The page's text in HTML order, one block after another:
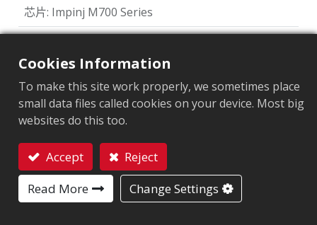
市场细分
服饰 零售
芯片: Impinj M700 Series
EPC內存:128 bits/96 bits
用户內存: 0/32 bits
Cookies Information
To make this site work properly, we sometimes place
small data files called cookies on your device. Most big
websites do this too.
Accept
Reject
Read More
Change Settings